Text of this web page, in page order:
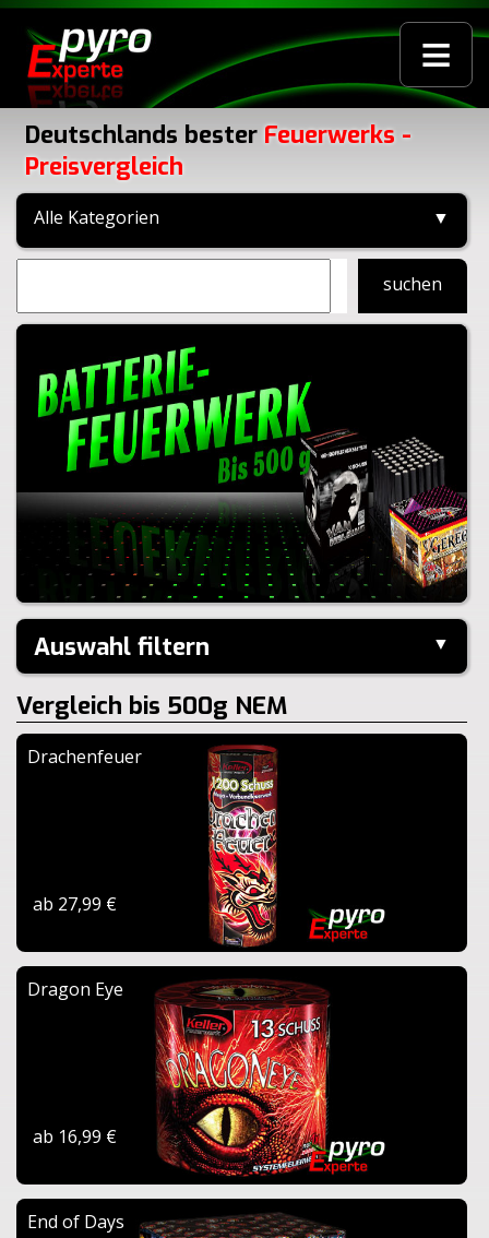
≡
Deutschlands bester Feuerwerks -
Preisvergleich
Alle Kategorien ▼
suchen
Auswahl filtern
▼
Kaliber:
Schuss:
Steighöhe:
Brenndauer:
Vergleich bis 500g NEM
Drachenfeuer
ab 27,99 €
Dragon Eye
ab 16,99 €
End of Days